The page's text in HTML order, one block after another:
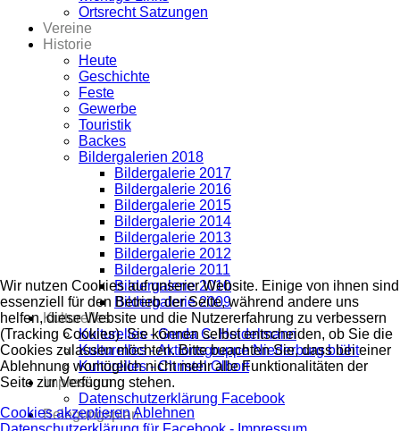
Ortsrecht Satzungen
Vereine
Historie
Heute
Geschichte
Feste
Gewerbe
Touristik
Backes
Bildergalerien 2018
Bildergalerie 2017
Bildergalerie 2016
Bildergalerie 2015
Bildergalerie 2014
Bildergalerie 2013
Bildergalerie 2012
Bildergalerie 2011
Bildergalerie 2010
Bildergalerie 2009
Kulturelles
Kulturelles - Gerda C. Heidelmann
Kulturelles - Aktionsgruppe Niederburg blüht
Kulturelles - Christel Olbort
Impressum
Datenschutzerklärung Facebook
Belegungsplan
Wir nutzen Cookies auf unserer Website. Einige von ihnen sind
essenziell für den Betrieb der Seite, während andere uns
helfen, diese Website und die Nutzererfahrung zu verbessern
(Tracking Cookies). Sie können selbst entscheiden, ob Sie die
Cookies zulassen möchten. Bitte beachten Sie, dass bei einer
Ablehnung womöglich nicht mehr alle Funktionalitäten der
Seite zur Verfügung stehen.
Cookies akzeptierenAblehnen